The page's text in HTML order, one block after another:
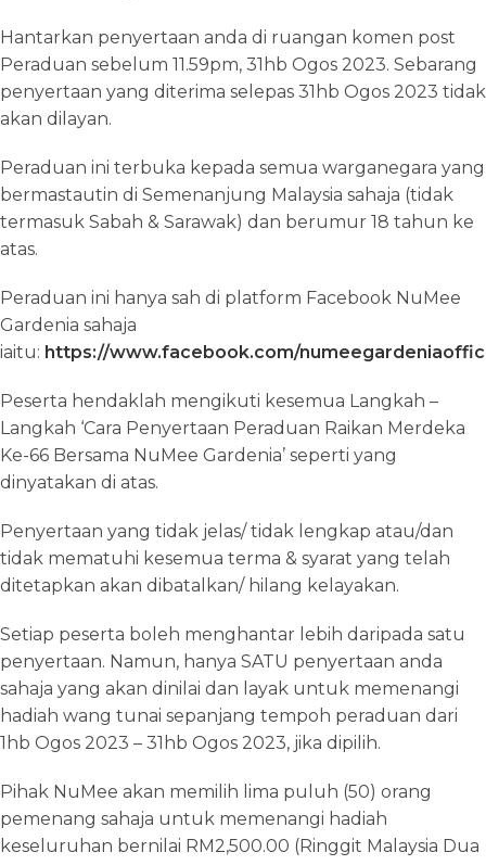
Hantarkan penyertaan anda di ruangan komen post
Peraduan sebelum 11.59pm, 31hb Ogos 2023. Sebarang
penyertaan yang diterima selepas 31hb Ogos 2023 tidak
akan dilayan.
Peraduan ini terbuka kepada semua warganegara yang
bermastautin di Semenanjung Malaysia sahaja (tidak
termasuk Sabah & Sarawak) dan berumur 18 tahun ke
atas.
Peraduan ini hanya sah di platform Facebook NuMee
Gardenia sahaja
iaitu: https://www.facebook.com/
Peserta hendaklah mengikuti kesemua Langkah –
Langkah ‘Cara Penyertaan Peraduan Raikan Merdeka
Ke-66 Bersama NuMee Gardenia’ seperti yang
dinyatakan di atas.
Penyertaan yang tidak jelas/ tidak lengkap atau/dan
tidak mematuhi kesemua terma & syarat yang telah
ditetapkan akan dibatalkan/ hilang kelayakan.
Setiap peserta boleh menghantar lebih daripada satu
penyertaan. Namun, hanya SATU penyertaan anda
sahaja yang akan dinilai dan layak untuk memenangi
hadiah wang tunai sepanjang tempoh peraduan dari
1hb Ogos 2023 – 31hb Ogos 2023, jika dipilih.
Pihak NuMee akan memilih lima puluh (50) orang
pemenang sahaja untuk memenangi hadiah
keseluruhan bernilai RM2,500.00 (Ringgit Malaysia Dua